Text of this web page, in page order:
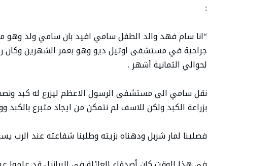
:
“انا سام فهد والد الطفل سامي افيد بان سامي ولد وهو
جراحية في مستشفى اوتيل ديو وهو بعمر الشهرين وكان رأي
لحوالي الثمانية أشهر .
نقل سامي الى مستشفى الرسول الاعظم ليزرع له كبد
بزراعة الكبد ولكن للاسف لم نتمكن من ايجاد متبرع
فصلينا لمار شربل ودهناه بزيته وطلبنا شفاعته عند الرب